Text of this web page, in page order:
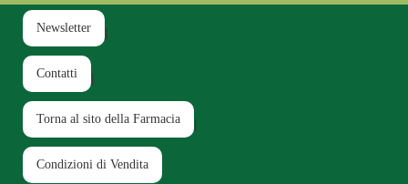
Passa
contenuto
principale
Newsletter
Contatti
Torna al sito della Farmacia
Condizioni di Vendita